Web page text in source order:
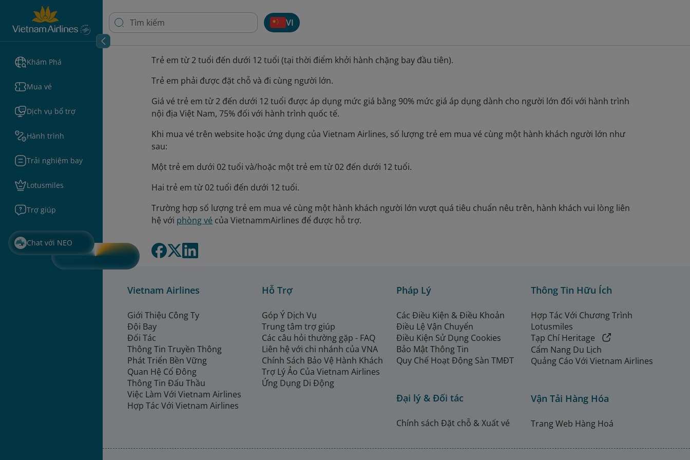
Khám Phá
Mua vé
Dịch vụ bổ trợ
Hành trình
Trải nghiệm bay
Lotusmiles
Trợ giúp
Chat với NEO
VI
Trẻ em từ 2 tuổi đến dưới 12 tuổi (tại thời điểm khởi hành chặng bay đầu tiên).
Trẻ em phải được đặt chỗ và đi cùng người lớn.
Giá vé trẻ em từ 2 đến dưới 12 tuổi được áp dụng mức giá bằng 90% mức giá áp dụng dành cho người lớn đối với hành trình
nội địa Việt Nam, 75% đối với hành trình quốc tế.
Khi mua vé trên website hoặc ứng dụng của Vietnam Airlines, số lượng trẻ em mua vé cùng một hành khách người lớn như
sau:
Một trẻ em dưới 02 tuổi và/hoặc một trẻ em từ 02 đến dưới 12 tuổi.
Hai trẻ em từ 02 tuổi đến dưới 12 tuổi.
Trường hợp số lượng trẻ em mua vé cùng một hành khách người lớn vượt quá tiêu chuẩn nêu trên, hành khách vui lòng liên
hệ với phòng vé của VietnammAirlines để được hỗ trợ.
Vietnam Airlines
Giới Thiệu Công Ty
Đội Bay
Đối Tác
Thông Tin Truyền Thông
Phát Triển Bền Vững
Quan Hệ Cổ Đông
Thông Tin Đấu Thầu
Việc Làm Với Vietnam Airlines
Hợp Tác Với Vietnam Airlines
Hỗ Trợ
Góp Ý Dịch Vụ
Trung tâm trợ giúp
Các câu hỏi thường gặp - FAQ
Liên hệ với chi nhánh của VNA
Chính Sách Bảo Vệ Hành Khách
Trợ Lý Ảo Của Vietnam Airlines
Ứng Dụng Di Động
Pháp Lý
Các Điều Kiện & Điều Khoản
Điều Lệ Vận Chuyển
Điều Kiện Sử Dụng Cookies
Bảo Mật Thông Tin
Quy Chế Hoạt Động Sàn TMĐT
Đại lý & Đối tác
Chính sách Đặt chỗ & Xuất vé
Thông Tin Hữu Ích
Hợp Tác Với Chương Trình
Lotusmiles
Tạp Chí Heritage
Cẩm Nang Du Lịch
Quảng Cáo Với Vietnam Airlines
Vận Tải Hàng Hóa
Trang Web Hàng Hoá